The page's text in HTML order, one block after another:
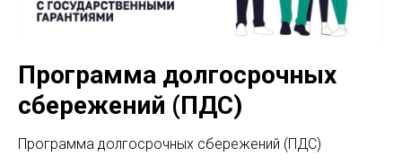
Программа долгосрочных
сбережений (ПДС)
Программа долгосрочных сбережений (ПДС)